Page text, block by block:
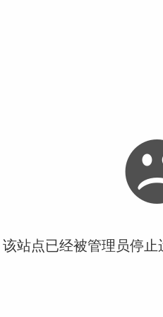
站点已经被管理员停